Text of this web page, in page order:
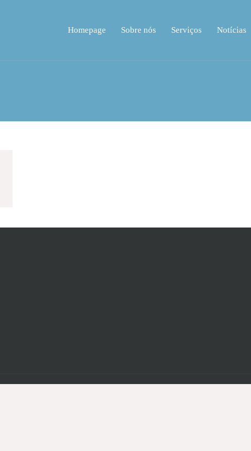
Homepage Sobre nós Serviços Notícias